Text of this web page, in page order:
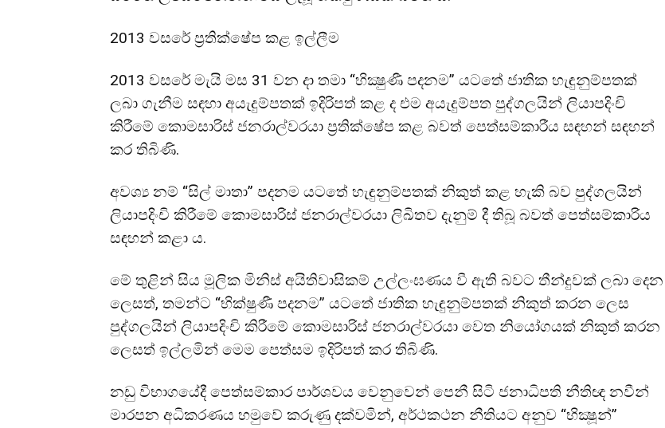
2013 වසරේ ප්‍රතික්ෂේප කළ ඉල්ලීම
2013 වසරේ මැයි මස 31 වන දා තමා “භික්‍ෂුණී පදනම” යටතේ ජාතික හැඳුනුම්පතක්
ලබා ගැනීම සඳහා අයැදුම්පතක් ඉදිරිපත් කළ ද එම අයැදුම්පත පුද්ගලයින් ලියාපදිංචි
කිරීමේ කොමසාරිස් ජනරාල්වරයා ප්‍රතික්ෂේප කළ බවත් පෙත්සම්කාරීය සඳහන් සඳහන්
කර තිබිණි.
අවශ්‍ය නම් “සිල් මාතා” පදනම යටතේ හැඳුනුම්පතක් නිකුත් කළ හැකි බව පුද්ගලයින්
ලියාපදිංචි කිරීමේ කොමසාරිස් ජනරාල්වරයා ලිඛිතව දැනුම් දී තිබූ බවත් පෙත්සම්කාරිය
සඳහන් කළා ය.
මේ තුළින් සිය මූලික මිනිස් අයිතිවාසිකම් උල්ලංඝණය වී ඇති බවට තීන්දුවක් ලබා දෙන
ලෙසත්, තමන්ට “භික්ෂුණී පදනම” යටතේ ජාතික හැඳුනුම්පතක් නිකුත් කරන ලෙස
පුද්ගලයින් ලියාපදිංචි කිරීමේ කොමසාරිස් ජනරාල්වරයා වෙත නියෝගයක් නිකුත් කරන
ලෙසත් ඉල්ලමින් මෙම පෙත්සම ඉදිරිපත් කර තිබිණි.
නඩු විභාගයේදී පෙත්සම්කාර පාර්ශවය වෙනුවෙන් පෙනී සිටි ජනාධිපති නීතිඥ නවීන්
මාරපන අධිකරණය හමුවේ කරුණු දක්වමින්, අර්ථකථන නීතියට අනුව “භික්‍ෂූන්”